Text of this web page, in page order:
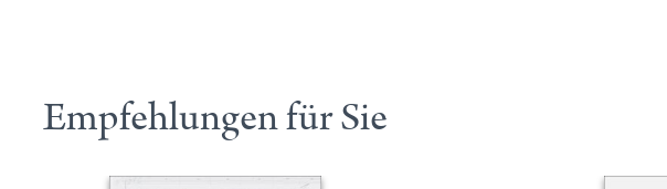
Empfehlungen für Sie